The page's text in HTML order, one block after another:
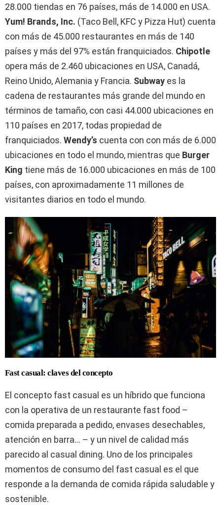
28.000 tiendas en 76 países, más de 14.000 en USA.
Yum! Brands, Inc. (Taco Bell, KFC y Pizza Hut) cuenta
con más de 45.000 restaurantes en más de 140
países y más del 97% están franquiciados. Chipotle
opera más de 2.460 ubicaciones en USA, Canadá,
Reino Unido, Alemania y Francia. Subway es la
cadena de restaurantes más grande del mundo en
términos de tamaño, con casi 44.000 ubicaciones en
110 países en 2017, todas propiedad de
franquiciados. Wendy’s cuenta con con más de 6.000
ubicaciones en todo el mundo, mientras que Burger
King tiene más de 16.000 ubicaciones en más de 100
países, con aproximadamente 11 millones de
visitantes diarios en todo el mundo.
Fast casual: claves del concepto
El concepto fast casual es un híbrido que funciona
con la operativa de un restaurante fast food –
comida preparada a pedido, envases desechables,
atención en barra… – y un nivel de calidad más
parecido al casual dining. Uno de los principales
momentos de consumo del fast casual es el que
responde a la demanda de comida rápida saludable y
sostenible.